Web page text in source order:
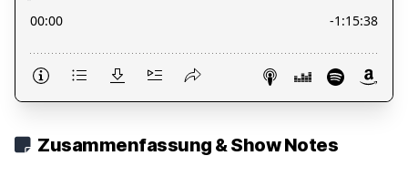
Zusammenfassung & Show Notes